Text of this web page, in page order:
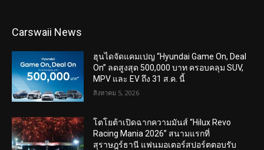
Carswaii News
ฮุนไดจัดแคมเปญ “Hyundai Game On, Deal
On” ลดสูงสุด 500,000 บาท ครอบคลุม SUV,
MPV และ EV ถึง 31 ส.ค. นี้
สิงหาคม 5, 2026
โตโยต้าเปิดฉากความมันส์ “Hilux Revo
Racing Mania 2026” สนามแรกที่
สุราษฎร์ธานี แฟนมอเตอร์สปอร์ตตอบรับ